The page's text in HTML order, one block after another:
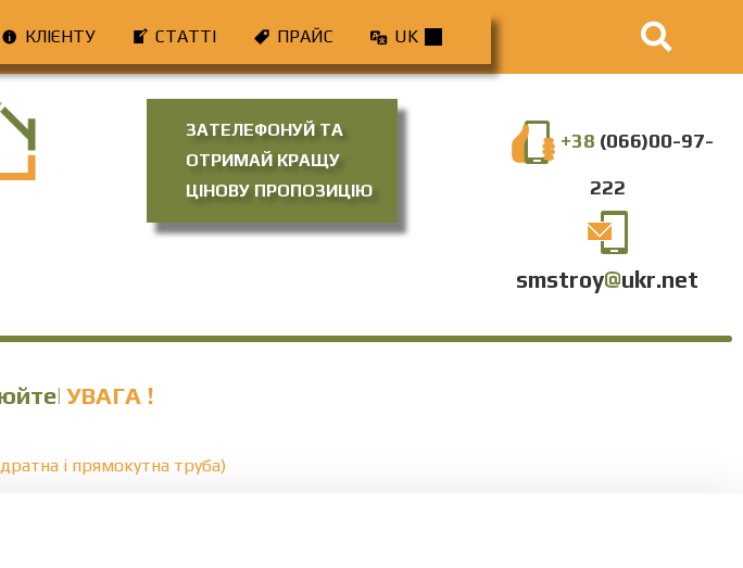
КЛІЄНТУ СТАТТІ ПРАЙС UK
ЗАТЕЛЕФОНУЙ ТА
ОТРИМАЙ КРАЩУ
ЦІНОВУ ПРОПОЗИЦІЮ
+38 (066)00-97-
222
smstroy@ukr.net
УВАГА !
і прямокутна труба)